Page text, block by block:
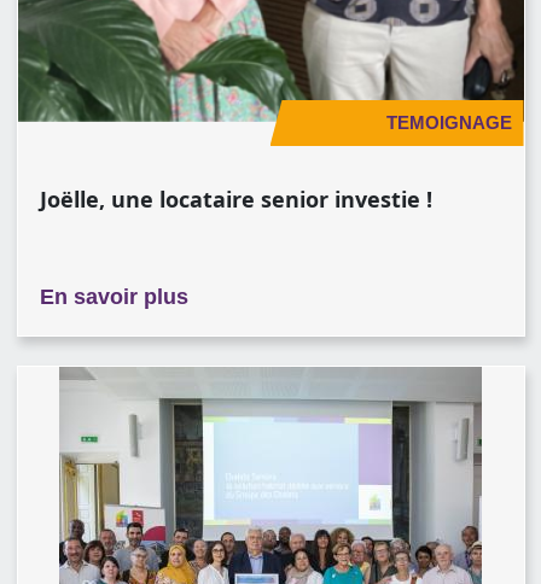
Joëlle, une locataire senior investie !
TEMOIGNAGE
En savoir plussur Joëlle, une locataire senior